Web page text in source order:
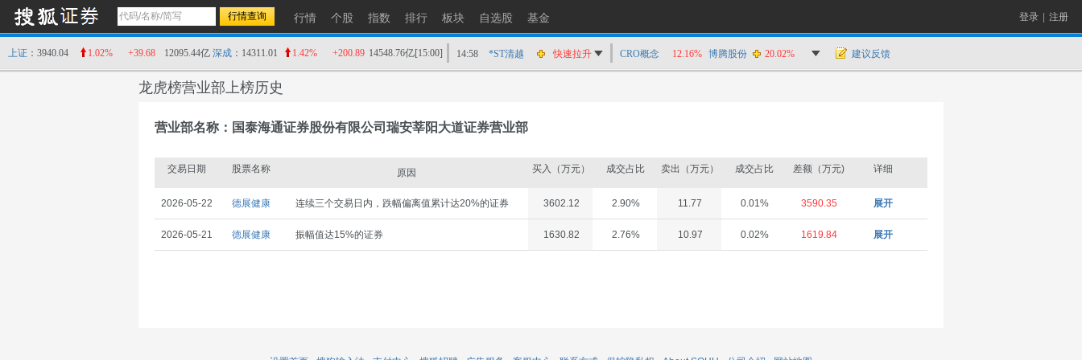
行情 个股 指数 排行 板块 自选股 基金 登录 注册
上证 ：3940.04 1.02% +39.68 12095.44亿 深成 ：14311.01 1.42% +200.89 14548.76亿[15:00] 14:58 *ST清越
快速拉升
14:56
金凯生科
跌停
14:55
盛达资源
快速拉升
CRO概念 12.16% 博腾股份 20.02% 建议反馈
龙虎榜营业部上榜历史
营业部名称：国泰海通证券股份有限公司瑞安莘阳大道证券营业部
交易日期 股票名称 原因 买入（万元） 成交占比 卖出（万元） 成交占比 差额（万元) 详细
2026-05-22 德展健康 连续三个交易日内，跌幅偏离值累计达20%的证券 3602.12 2.90% 11.77 0.01% 3590.35 展开
2026-05-21 德展健康 振幅值达15%的证券 1630.82 2.76% 10.97 0.02% 1619.84 展开